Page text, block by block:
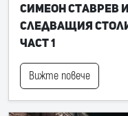
Симеон Ставрев
следващия
част 1
Вижте повече